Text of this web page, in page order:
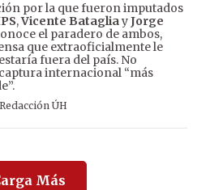
por la que fueron imputados
,Vicente BatagliayJorge
el paradero de ambos,
que extraoficialmente le
fuera del país. No
internacional “más
Redacción ÚH
Más